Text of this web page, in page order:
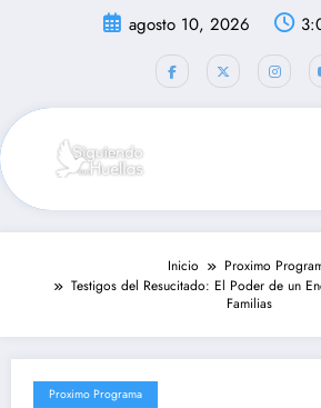
agosto 10, 2026
Inicio
Proximo
Testigos del Resucitado: El Poder de un
Familias
Proximo Programa